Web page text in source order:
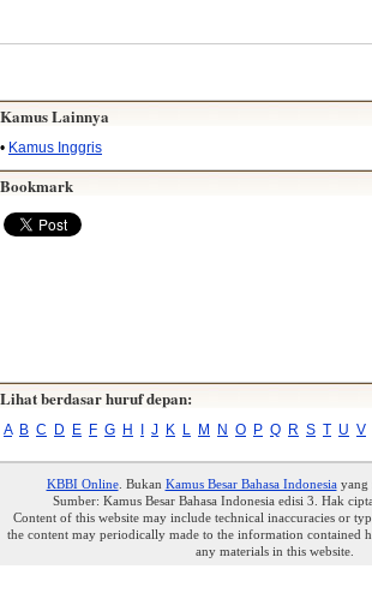
Kamus Lainnya
• Kamus Inggris
Bookmark
Lihat berdasar huruf depan:
A B C D E F G H I J K L M N O P Q R S T U V
KBBI Online. Bukan Kamus Besar Bahasa Indonesiayang
Sumber: Kamus Besar Bahasa Indonesia edisi 3. Hak
Content of this website may include technical inaccuracies or
the content may periodically made to the information contained
any materials in this website.